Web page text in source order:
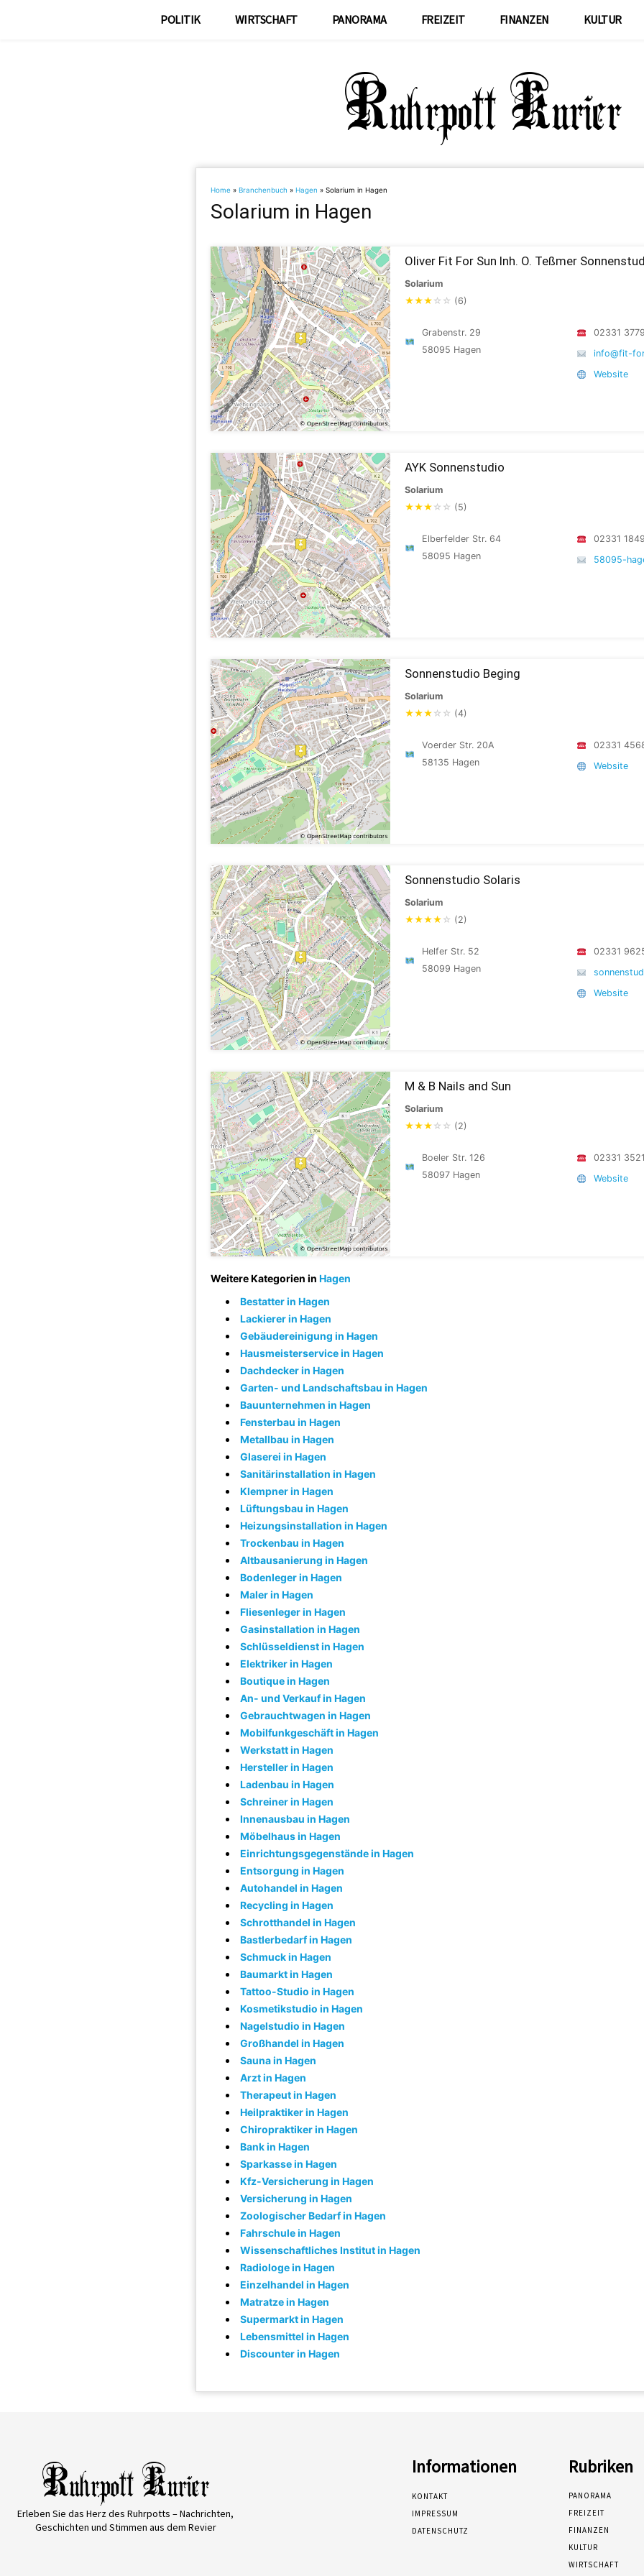
POLITIK WIRTSCHAFT PANORAMA FREIZEIT FINANZEN KULTUR
Home » Branchenbuch » Hagen » Solarium in Hagen
Solarium in Hagen
Oliver Fit For Sun Inh. O. Teßmer
Solarium
★★★ ☆ ☆ (6)
Grabenstr. 29
58095 Hagen
02331
info@fit-
Website
AYK Sonnenstudio
Solarium
★★★ ☆ ☆ (5)
Elberfelder Str. 64
58095 Hagen
02331
58095-
Sonnenstudio Beging
Solarium
★★★ ☆ ☆ (4)
Voerder Str. 20A
58135 Hagen
02331
Website
Sonnenstudio Solaris
Solarium
★★★★ ☆ (2)
Helfer Str. 52
58099 Hagen
02331
Website
M & B Nails and Sun
Solarium
★★★ ☆ ☆ (2)
Boeler Str. 126
58097 Hagen
02331
Website
Weitere Kategorien in Hagen
Bestatter in Hagen
Lackierer in Hagen
Gebäudereinigung in Hagen
Hausmeisterservice in Hagen
Dachdecker in Hagen
Garten- und Landschaftsbau in Hagen
Bauunternehmen in Hagen
Fensterbau in Hagen
Metallbau in Hagen
Glaserei in Hagen
Sanitärinstallation in Hagen
Klempner in Hagen
Lüftungsbau in Hagen
Heizungsinstallation in Hagen
Trockenbau in Hagen
Altbausanierung in Hagen
Bodenleger in Hagen
Maler in Hagen
Fliesenleger in Hagen
Gasinstallation in Hagen
Schlüsseldienst in Hagen
Elektriker in Hagen
Boutique in Hagen
An- und Verkauf in Hagen
Gebrauchtwagen in Hagen
Mobilfunkgeschäft in Hagen
Werkstatt in Hagen
Hersteller in Hagen
Ladenbau in Hagen
Schreiner in Hagen
Innenausbau in Hagen
Möbelhaus in Hagen
Einrichtungsgegenstände in Hagen
Entsorgung in Hagen
Autohandel in Hagen
Recycling in Hagen
Schrotthandel in Hagen
Bastlerbedarf in Hagen
Schmuck in Hagen
Baumarkt in Hagen
Tattoo-Studio in Hagen
Kosmetikstudio in Hagen
Nagelstudio in Hagen
Großhandel in Hagen
Sauna in Hagen
Arzt in Hagen
Therapeut in Hagen
Heilpraktiker in Hagen
Chiropraktiker in Hagen
Bank in Hagen
Sparkasse in Hagen
Kfz-Versicherung in Hagen
Versicherung in Hagen
Zoologischer Bedarf in Hagen
Fahrschule in Hagen
Wissenschaftliches Institut in Hagen
Radiologe in Hagen
Einzelhandel in Hagen
Matratze in Hagen
Supermarkt in Hagen
Lebensmittel in Hagen
Discounter in Hagen
Erleben Sie das Herz des Ruhrpotts – Nachrichten,
Geschichten und Stimmen aus dem Revier
Informationen
KONTAKT
IMPRESSUM
DATENSCHUTZ
Rubriken
PANORAMA
FREIZEIT
FINANZEN
KULTUR
WIRTSCHAFT